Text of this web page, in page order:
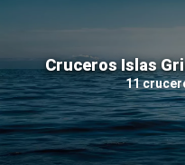
Cruceros Islas
11
Nuestros destinos
Fecha de salida
Puertos